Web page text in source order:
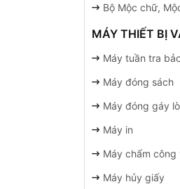
Bộ Mộc chữ,
MÁY THIẾT BỊ
Máy tuần tra
Máy đóng sách
Máy đóng gáy
Máy in
Máy chấm công
Máy hủy giấy